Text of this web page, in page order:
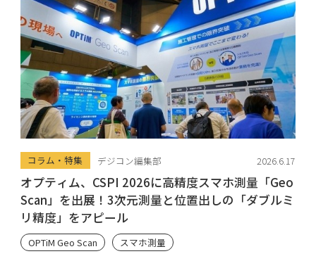
コラム・特集 デジコン編集部 2026.6.17
オプティム、CSPI 2026に高精度スマホ測量「Geo
Scan」を出展！3次元測量と位置出しの「ダブルミ
リ精度」をアピール
OPTiM Geo Scan スマホ測量